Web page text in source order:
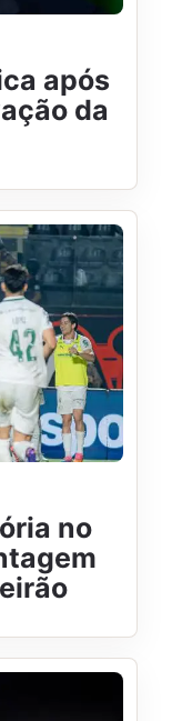
após
da
no